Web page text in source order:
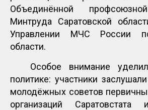
Объединённой
Минтруда Саратовской
Управлении МЧС России
области.
Особое внимание
политике: участники
молодёжных советов
организаций Саратовстата